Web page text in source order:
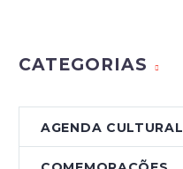
CATEGORIAS
AGENDA CULTURAL